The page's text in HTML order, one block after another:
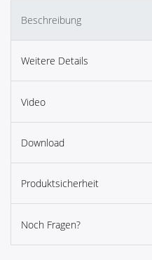
Beschreibung
Weitere Details
Video
Download
Produktsicherheit
Noch Fragen?